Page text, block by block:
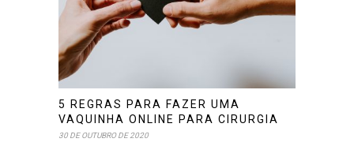
5 REGRAS PARA FAZER UMA
VAQUINHA ONLINE PARA CIRURGIA
30 DE OUTUBRO DE 2020